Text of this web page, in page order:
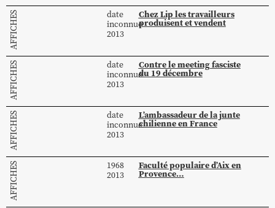
AFFICHES
date
inconnue
2013
Chez Lip les travailleurs
produisent et vendent
AFFICHES
date
inconnue
2013
Contre le meeting fasciste
du 19 décembre
AFFICHES
date
inconnue
2013
L’ambassadeur de la junte
chilienne en France
AFFICHES
1968
2013
Faculté populaire d’Aix en
Provence…